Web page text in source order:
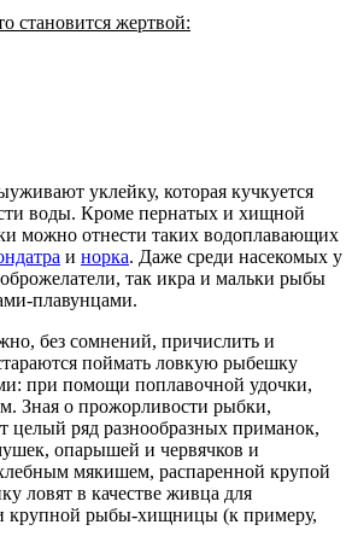
становится жертвой:
уклейку, которая кучкуется
воды. Кроме пернатых и хищной
можно отнести таких водоплавающих
и норка. Даже среди насекомых у
так икра и мальки рыбы
плавунцами.
без сомнений, причислить и
поймать ловкую рыбешку
при помощи поплавочной удочки,
Зная о прожорливости рыбки,
целый ряд разнообразных приманок,
опарышей и червячков и
мякишем, распаренной крупой
ловят в качестве живца для
крупной рыбы-хищницы (к примеру,